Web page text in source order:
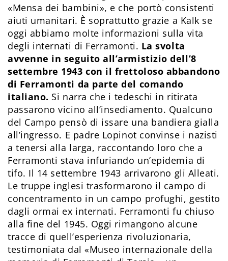
«Mensa dei bambini», e che portò consistenti
aiuti umanitari. È soprattutto grazie a Kalk se
oggi abbiamo molte informazioni sulla vita
degli internati di Ferramonti. La svolta
avvenne in seguito all’armistizio dell’8
settembre 1943 con il frettoloso abbandono
di Ferramonti da parte del comando
italiano. Si narra che i tedeschi in ritirata
passarono vicino all’insediamento. Qualcuno
del Campo pensò di issare una bandiera gialla
all’ingresso. E padre Lopinot convinse i nazisti
a tenersi alla larga, raccontando loro che a
Ferramonti stava infuriando un’epidemia di
tifo. Il 14 settembre 1943 arrivarono gli Alleati.
Le truppe inglesi trasformarono il campo di
concentramento in un campo profughi, gestito
dagli ormai ex internati. Ferramonti fu chiuso
alla fine del 1945. Oggi rimangono alcune
tracce di quell’esperienza rivoluzionaria,
testimoniata dal «Museo internazionale della